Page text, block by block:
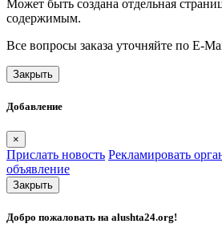
Может быть создана отдельная
содержимым.
Все вопросы заказа уточняйте по E-
Закрыть
Добавление
×
Прислать новость Рекламировать
объявление
Закрыть
Добро пожаловать на alushta24.org!